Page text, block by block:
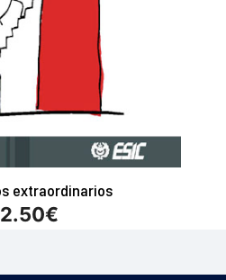
extraordinarios
€